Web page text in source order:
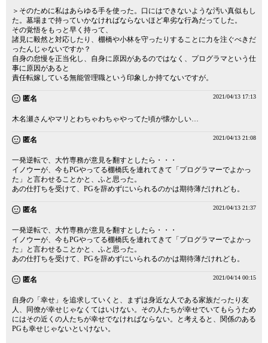
＞そのために私はあらゆる手を使った。口にはできないような汚い真似もし
た。墓場まで持っていかなければならないほど卑劣な行為だってした。
その覚悟をもっと早く持って、
諸見に毅然と対応したり、棚橋や小林を守ったりすることに力を注ぐべきだ
ったんじゃないですか？
自身の怠慢を正当化し、自身に原因があるのではなく、プログラマという仕
事に原因があると
責任転嫁している無能管理職という印象しか持てないですが。
匿名 2021/04/13 17:13
木名瀬さんやマリとわちゃわちゃやってた頃が懐かしい…
匿名 2021/04/13 21:08
一発逆転で、大竹専務が意見を翻すとしたら・・・
イノウーが、今もPGやってる棚橋氏を連れてきて「プログラマーでよかっ
た」と言わせることかと、ふと思った。
あの仕打ちを受けて、PGを辞めずにいられるのかは期待薄だけれども。
匿名 2021/04/13 21:37
一発逆転で、大竹専務が意見を翻すとしたら・・・
イノウーが、今もPGやってる棚橋氏を連れてきて「プログラマーでよかっ
た」と言わせることかと、ふと思った。
あの仕打ちを受けて、PGを辞めずにいられるのかは期待薄だけれども。
匿名 2021/04/14 00:15
自身の「幸せ」を追求していくと、まずは身近な人である家族だったり友
人、同僚が幸せじゃなくてはいけない。その人たちが幸せでいてもらうため
にはその近くの人たちが幸せでなければならない。と考えると、関係のある
PGも幸せじゃないといけない。